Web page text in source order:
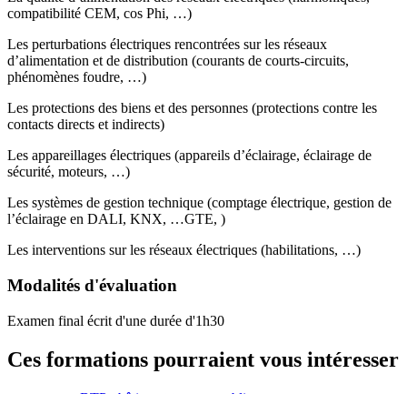
compatibilité CEM, cos Phi, …)
Les perturbations électriques rencontrées sur les réseaux
d’alimentation et de distribution (courants de courts-circuits,
phénomènes foudre, …)
Les protections des biens et des personnes (protections contre les
contacts directs et indirects)
Les appareillages électriques (appareils d’éclairage, éclairage de
sécurité, moteurs, …)
Les systèmes de gestion technique (comptage électrique, gestion de
l’éclairage en DALI, KNX, …GTE, )
Les interventions sur les réseaux électriques (habilitations, …)
Modalités d'évaluation
Examen final écrit d'une durée d'1h30
Ces formations pourraient vous intéresser